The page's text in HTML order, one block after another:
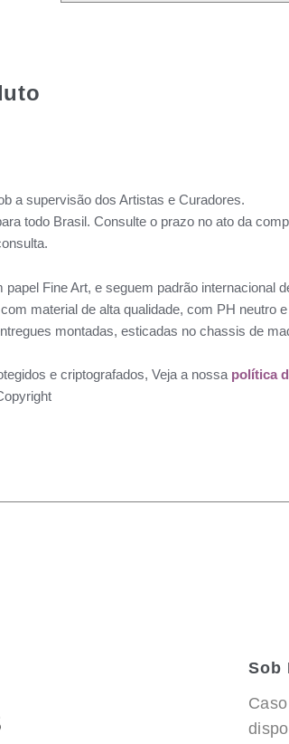
a supervisão dos Artistas e Curadores.
todo Brasil. Consulte o prazo no ato da
Fine Art, e seguem padrão internacional
material de alta qualidade, com PH neutro
montadas, esticadas no chassis de
e criptografados, Veja a nossa política
Sob